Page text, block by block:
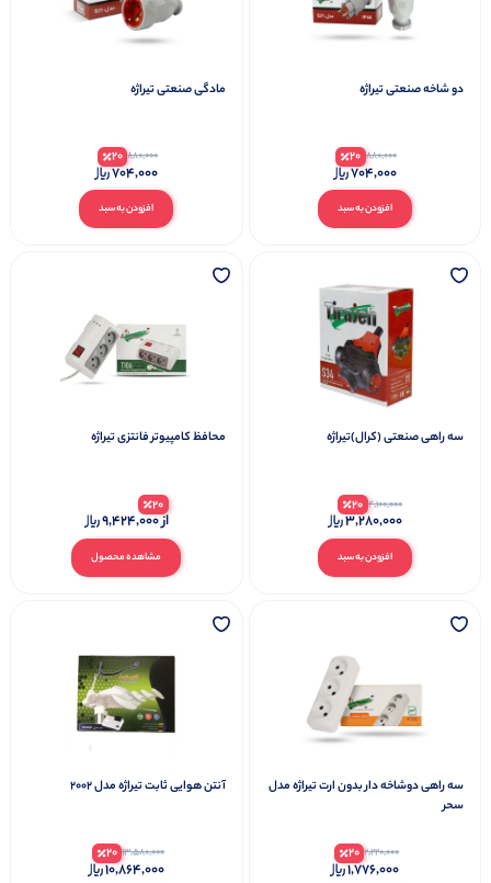
دو شاخه صنعتی تیراژه
افزودن به سبد
880,000
20
704,000
مادگی صنعتی تیراژه
افزودن به سبد
880,000
20
704,000
سه راهی صنعتی (کرال)تیراژه
افزودن به سبد
4,100,000
20
3,280,000
محافظ کامپیوتر فانتزی تیراژه
مشاهده محصول
20
از9,424,000
سه راهی دوشاخه دار بدون ارت تیراژه مدل
سحر
2,220,000
20
1,776,000
آنتن هوایی ثابت تیراژه مدل 2002
13,580,000
20
10,864,000